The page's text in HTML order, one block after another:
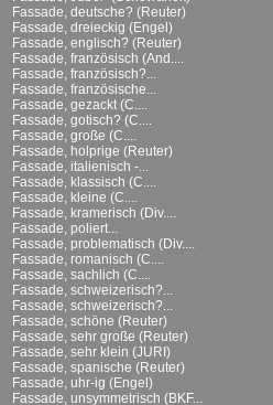
Fassade, deutsche? (Reuter)
Fassade, dreieckig (Engel)
Fassade, englisch? (Reuter)
Fassade, französisch (And....
Fassade, französisch?...
Fassade, französische...
Fassade, gezackt (C....
Fassade, gotisch? (C....
Fassade, große (C....
Fassade, holprige (Reuter)
Fassade, italienisch -...
Fassade, klassisch (C....
Fassade, kleine (C....
Fassade, kramerisch (Div....
Fassade, poliert...
Fassade, problematisch (Div....
Fassade, romanisch (C....
Fassade, sachlich (C....
Fassade, schweizerisch?...
Fassade, schweizerisch?...
Fassade, schöne (Reuter)
Fassade, sehr große (Reuter)
Fassade, sehr klein (JURI)
Fassade, spanische (Reuter)
Fassade, uhr-ig (Engel)
Fassade, unsymmetrisch (BKF...